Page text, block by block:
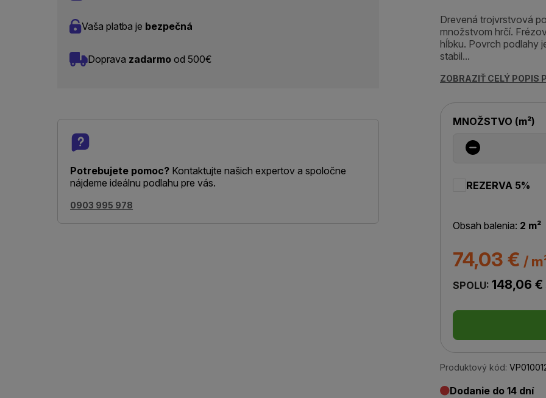
Vaša platba je bezpečná
Doprava zadarmo od 500€
Potrebujete pomoc? Kontaktujte našich expertov a spoločne
nájdeme ideálnu podlahu pre vás.
0903 995 978
Drevená trojvrstvová
množstvom hrčí.
hĺbku. Povrch podlahy
stabil...
ZOBRAZIŤ CELÝ POPIS
MNOŽSTVO (m²)
REZERVA 5%
Obsah balenia: 2 m²
74,03 € /
SPOLU: 148,06 €
Produktový kód:
Dodanie do 14 dní